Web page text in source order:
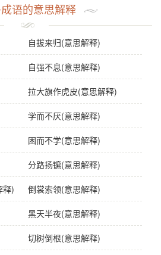
语的意思解释
自拔来归(意思解释)
自强不息(意思解释)
拉大旗作虎皮(意思解释)
学而不厌(意思解释)
困而不学(意思解释)
分路扬镳(意思解释)
释) 倒裳索领(意思解释)
黑天半夜(意思解释)
切树倒根(意思解释)